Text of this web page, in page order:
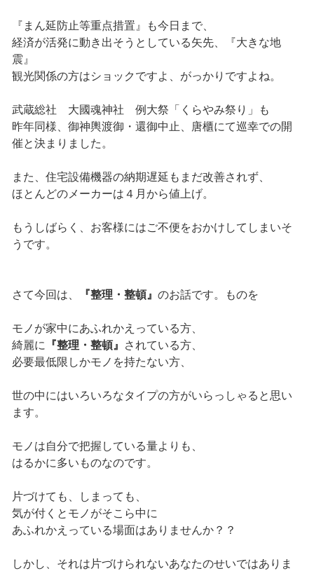
『まん延防止等重点措置』も今日まで、
経済が活発に動き出そうとしている矢先、『大きな地
震』
観光関係の方はショックですよ、がっかりですよね。
武蔵総社 大國魂神社 例大祭「くらやみ祭り」も
昨年同様、御神輿渡御・還御中止、唐櫃にて巡幸での開
催と決まりました。
また、住宅設備機器の納期遅延もまだ改善されず、
ほとんどのメーカーは４月から値上げ。
もうしばらく、お客様にはご不便をおかけしてしまいそ
うです。
さて今回は、 『整理・整頓』 のお話です。ものを
モノが家中にあふれかえっている方、
綺麗に
『整理・整頓』
されている方、
必要最低限しかモノを持たない方、
世の中にはいろいろなタイプの方がいらっしゃると思い
ます。
モノは自分で把握している量よりも、
はるかに多いものなのです。
片づけても、しまっても、
気が付くとモノがそこら中に
あふれかえっている場面はありませんか？？
しかし、それは片づけられないあなたのせいではありま